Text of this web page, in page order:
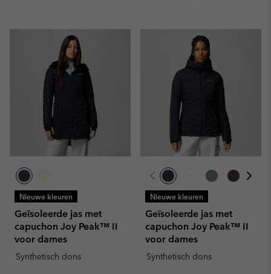
Nieuwe kleuren
Geïsoleerde jas met
capuchon Joy Peak™ II
voor dames
Synthetisch dons
Nieuwe kleuren
Geïsoleerde jas met
capuchon Joy Peak™ II
voor dames
Synthetisch dons